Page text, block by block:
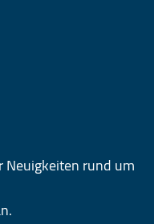
rund um